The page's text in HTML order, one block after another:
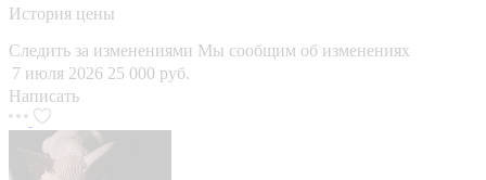
История цены
Следить за изменениями Мы сообщим об изменениях
7 июля 2026 25 000 руб.
Написать